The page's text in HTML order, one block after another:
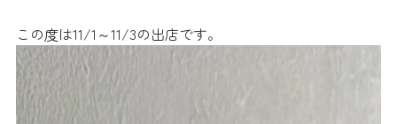
この度は11/1～11/3の出店です。